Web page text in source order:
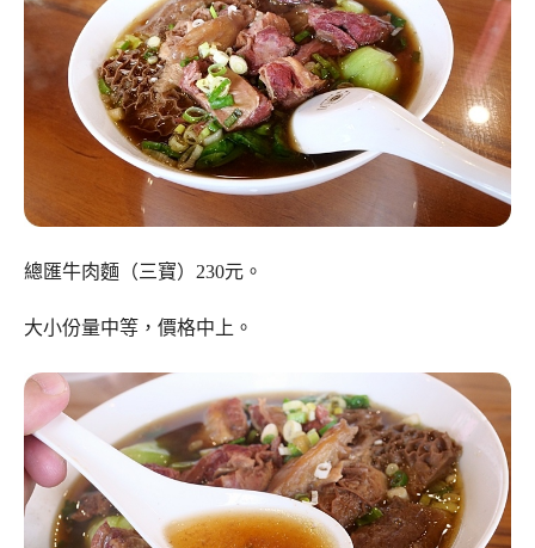
總匯牛肉麵（三寶）230元。
大小份量中等，價格中上。